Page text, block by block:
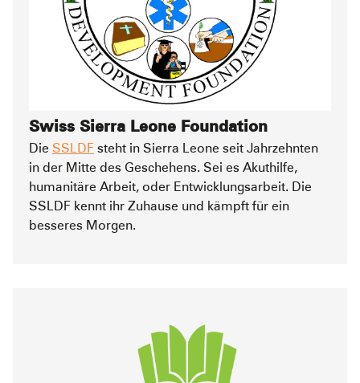
Swiss Sierra Leone Foundation
Die SSLDF steht in Sierra Leone seit Jahrzehnten
in der Mitte des Geschehens. Sei es Akuthilfe,
humanitäre Arbeit, oder Entwicklungsarbeit. Die
SSLDF kennt ihr Zuhause und kämpft für ein
besseres Morgen.